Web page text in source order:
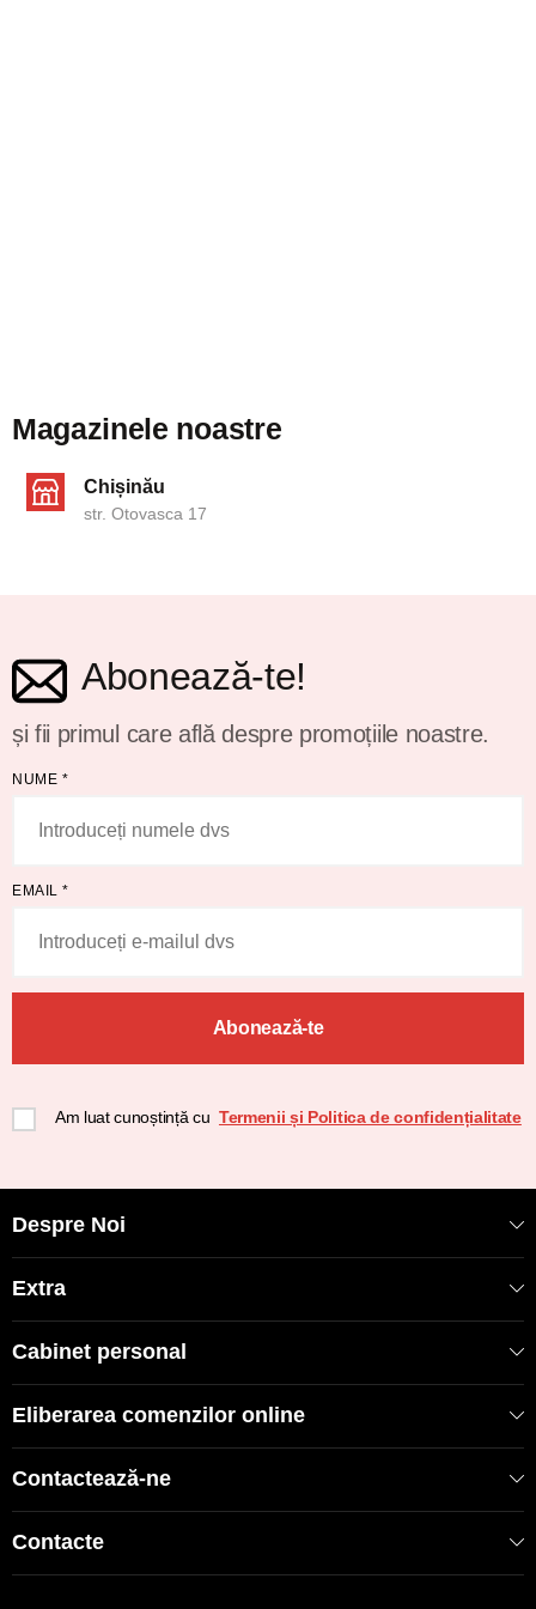
Magazinele noastre
Chișinău
str. Otovasca 17
Abonează-te!
și fii primul care află despre promoțiile noastre.
NUME *
EMAIL *
Abonează-te
Am luat cunoștință cu Termenii și Politica de confidențialitate
Despre Noi
Extra
Cabinet personal
Eliberarea comenzilor online
Contactează-ne
Contacte